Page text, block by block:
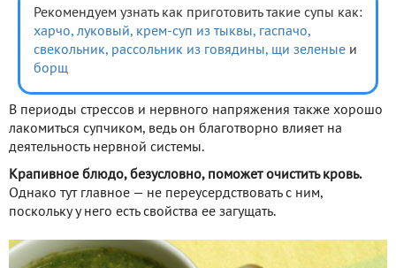
Рекомендуем узнать как приготовить такие супы как:
харчо, луковый, крем-суп из тыквы, гаспачо,
свекольник, рассольник из говядины, щи зеленые и
борщ
В периоды стрессов и нервного напряжения также хорошо
лакомиться супчиком, ведь он благотворно влияет на
деятельность нервной системы.
Крапивное блюдо, безусловно, поможет очистить кровь.
Однако тут главное — не переусердствовать с ним,
поскольку у него есть свойства ее загущать.